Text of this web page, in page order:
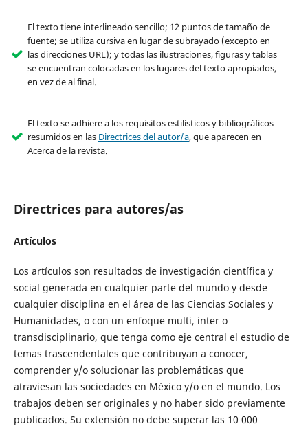
El texto tiene interlineado sencillo; 12 puntos de tamaño de
fuente; se utiliza cursiva en lugar de subrayado (excepto en
las direcciones URL); y todas las ilustraciones, figuras y tablas
se encuentran colocadas en los lugares del texto apropiados,
en vez de al final.
El texto se adhiere a los requisitos estilísticos y bibliográficos
resumidos en las Directrices del autor/a, que aparecen en
Acerca de la revista.
Directrices para autores/as
Artículos
Los artículos son resultados de investigación científica y
social generada en cualquier parte del mundo y desde
cualquier disciplina en el área de las Ciencias Sociales y
Humanidades, o con un enfoque multi, inter o
transdisciplinario, que tenga como eje central el estudio de
temas trascendentales que contribuyan a conocer,
comprender y/o solucionar las problemáticas que
atraviesan las sociedades en México y/o en el mundo. Los
trabajos deben ser originales y no haber sido previamente
publicados. Su extensión no debe superar las 10 000